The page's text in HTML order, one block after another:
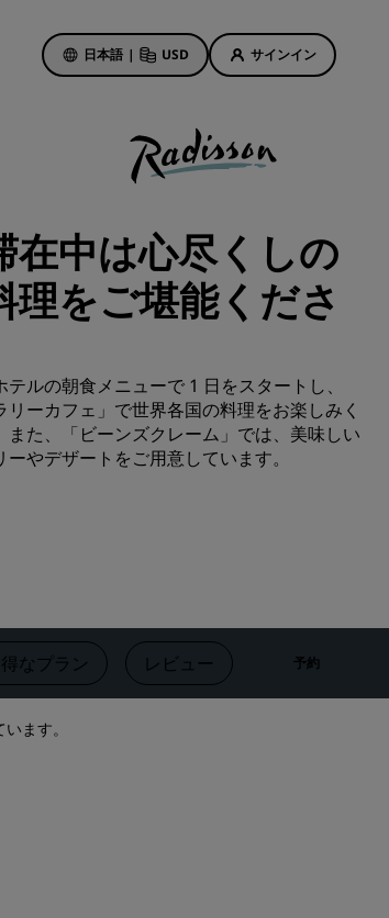
日本語 | USD サインイン
ホテルのセール
い
初回限定の予約特典
本日のセール
パッケージをご覧ください
旅のアイデア
出張者
市内中心部にあるホテル
在中は心尽くしの
理をご堪能くださ
テルの朝食メニューで 1 日をスタートし、
リーカフェ」で世界各国の料理をお楽しみく
また、「ビーンズクレーム」では、美味しい
ーやデザートをご用意しています。
なプラン レビュー 近隣のアトラ
予約
ます。